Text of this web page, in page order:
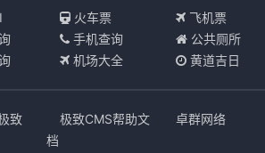
火车票 飞机票
手机查询 公共厕所
机场大全 黄道吉日
致
极致CMS帮助文
档
卓群网络